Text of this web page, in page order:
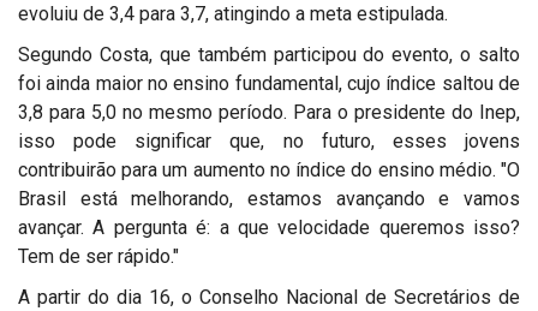
evoluiu de 3,4 para 3,7, atingindo a meta estipulada.
Segundo Costa, que também participou do evento, o salto
foi ainda maior no ensino fundamental, cujo índice saltou de
3,8 para 5,0 no mesmo período. Para o presidente do Inep,
isso pode significar que, no futuro, esses jovens
contribuirão para um aumento no índice do ensino médio. "O
Brasil está melhorando, estamos avançando e vamos
avançar. A pergunta é: a que velocidade queremos isso?
Tem de ser rápido."
A partir do dia 16, o Conselho Nacional de Secretários de